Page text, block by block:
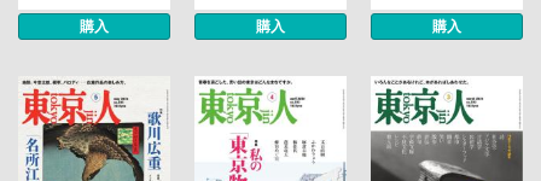
購入 購入 購入